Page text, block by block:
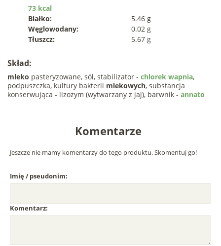
73 kcal
Białko:
5.46 g
Węglowodany:
0.02 g
Tłuszcz:
5.67 g
Skład:
mleko pasteryzowane, sól, stabilizator - chlorek wapnia,
podpuszczka, kultury bakterii mlekowych, substancja
konserwująca - lizozym (wytwarzany z jaj), barwnik - annato
Komentarze
Jeszcze nie mamy komentarzy do tego produktu. Skomentuj go!
Imię / pseudonim:
Komentarz: